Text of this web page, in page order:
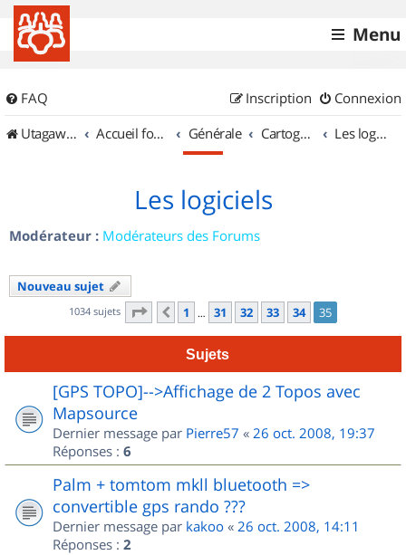
Menu
FAQ Connexion
Inscription
UtagawaVTT (Randos VTT et VTTAE avec traces GPS)
Accueil forum Générale Cartographie et GPS Les logiciels
Les logiciels
Modérateur : Modérateurs des Forums
Nouveau sujet
1034 sujets Page 35 sur35
Précédent
1 … 31 32 33 34 35
Sujets
[GPS TOPO]-->Affichage de 2 Topos avec
Mapsource
Dernier message par Pierre57 « 26 oct. 2008, 19:37
Réponses : 6
Palm + tomtom mkll bluetooth =>
convertible gps rando ???
Dernier message par kakoo « 26 oct. 2008, 14:11
Réponses : 2